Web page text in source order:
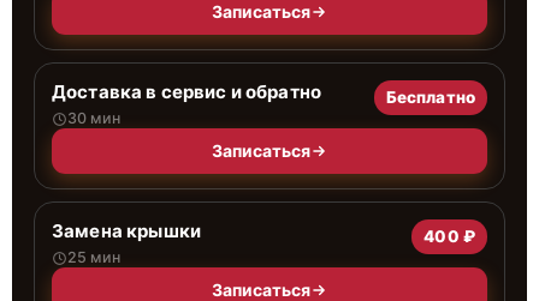
Записаться
Доставка в сервис и обратно
30 мин
Бесплатно
Записаться
Замена крышки
25 мин
400 ₽
Записаться